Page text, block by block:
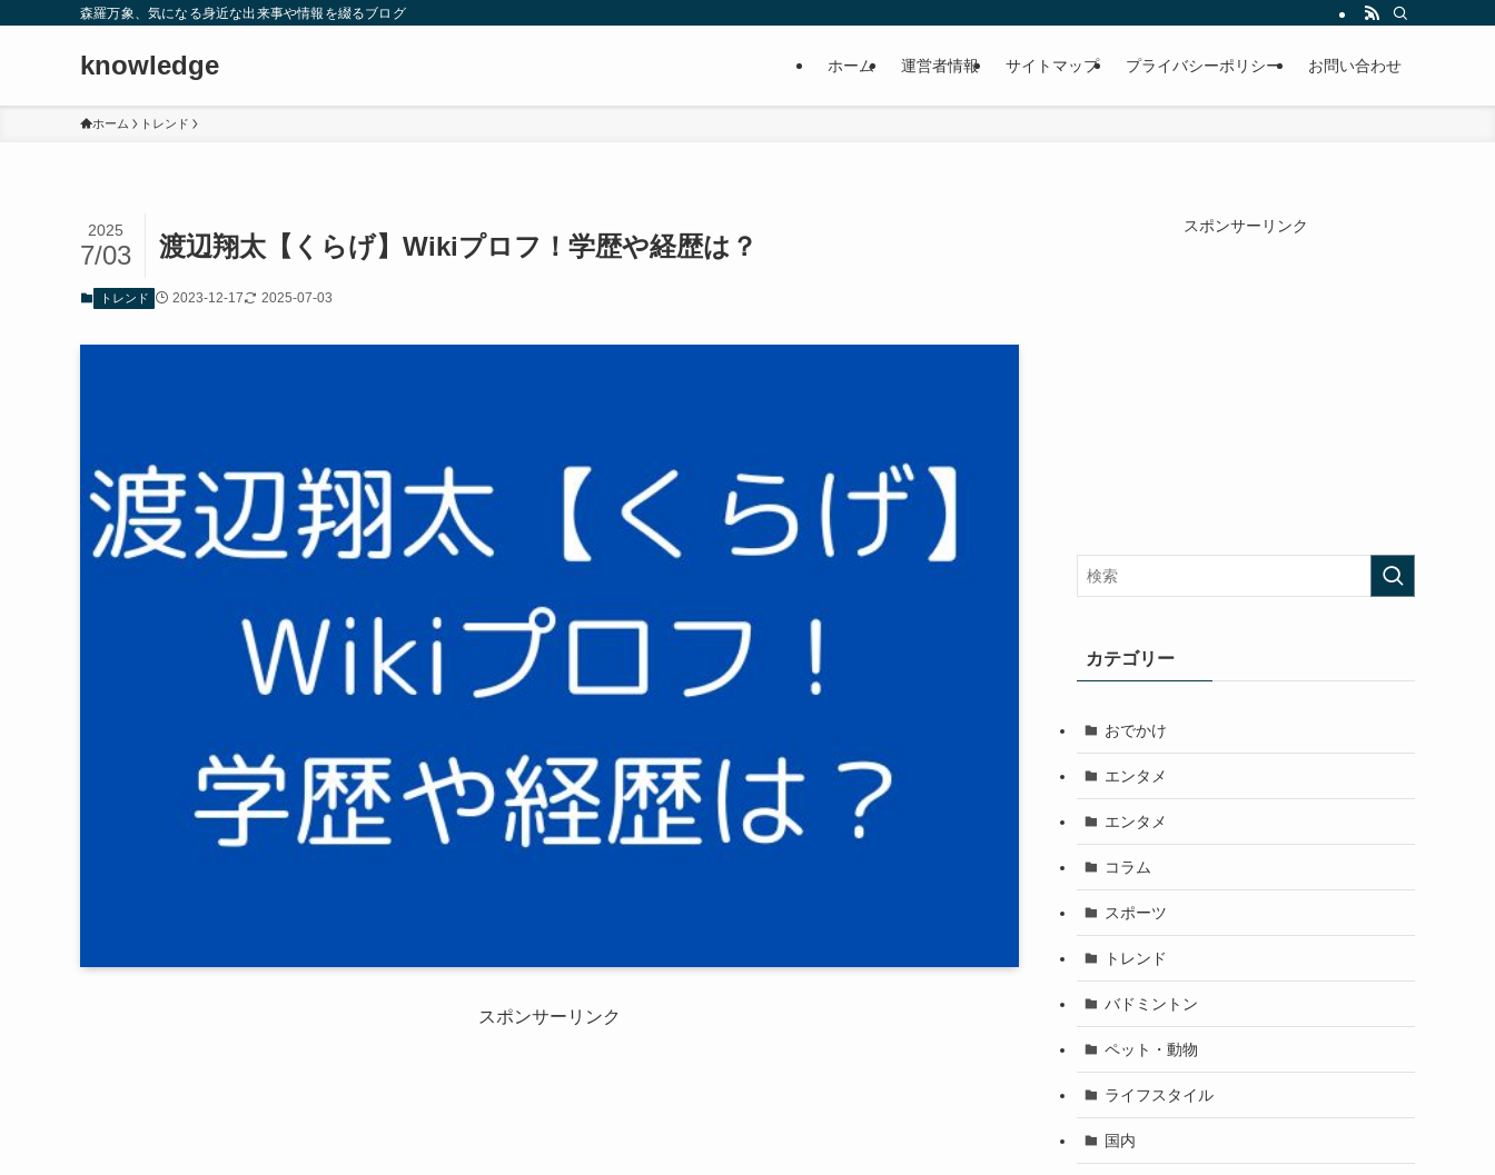
森羅万象、気になる身近な出来事や情報を綴るブログ
knowledge ホーム 運営者情報 サイトマップ プライバシーポリシー お問い合わせ
ホーム トレンド
渡辺翔太【くらげ】Wikiプロフ！学歴や経歴は？
2025
7/03
トレンド 2023-12-17 2025-07-03
スポンサーリンク
スポンサーリンク
カテゴリー
おでかけ
エンタメ
エンタメ
コラム
スポーツ
トレンド
バドミントン
ペット・動物
ライフスタイル
国内